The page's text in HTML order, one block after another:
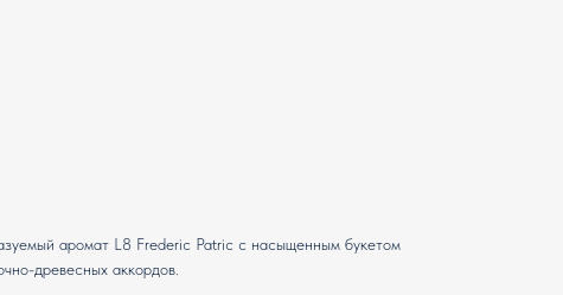
аромат L8 Frederic Patric с насыщенным букетом
древесных аккордов.